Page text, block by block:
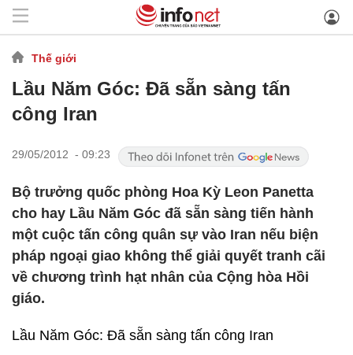
Thế giới
Lầu Năm Góc: Đã sẵn sàng tấn
công Iran
29/05/2012 - 09:23
Bộ trưởng quốc phòng Hoa Kỳ Leon Panetta
cho hay Lầu Năm Góc đã sẵn sàng tiến hành
một cuộc tấn công quân sự vào Iran nếu biện
pháp ngoại giao không thể giải quyết tranh cãi
về chương trình hạt nhân của Cộng hòa Hồi
giáo.
Lầu Năm Góc: Đã sẵn sàng tấn công Iran